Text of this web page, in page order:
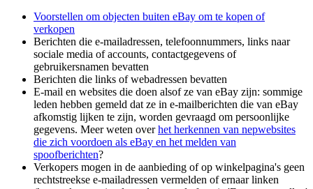
Voorstellen om objecten buiten eBay om te kopen of
verkopen
Berichten die e-mailadressen, telefoonnummers, links naar
sociale media of accounts, contactgegevens of
gebruikersnamen bevatten
Berichten die links of webadressen bevatten
E-mail en websites die doen alsof ze van eBay zijn: sommige
leden hebben gemeld dat ze in e-mailberichten die van eBay
afkomstig lijken te zijn, worden gevraagd om persoonlijke
gegevens. Meer weten overhet herkennen van nepwebsites
die zich voordoen als eBay en het melden van
spoofberichten?
Verkopers mogen in de aanbieding of op winkelpagina's geen
rechtstreekse e-mailadressen vermelden of ernaar linken